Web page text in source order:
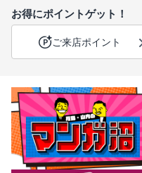
お得にポイントゲット！
ご来店ポイント